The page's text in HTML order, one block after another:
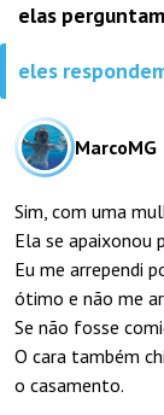
elas perguntam
eles
MarcoMG
Sim, com uma
Ela se apaixonou
Eu me arrependi
ótimo e não me
Se não fosse
O cara também
o casamento.